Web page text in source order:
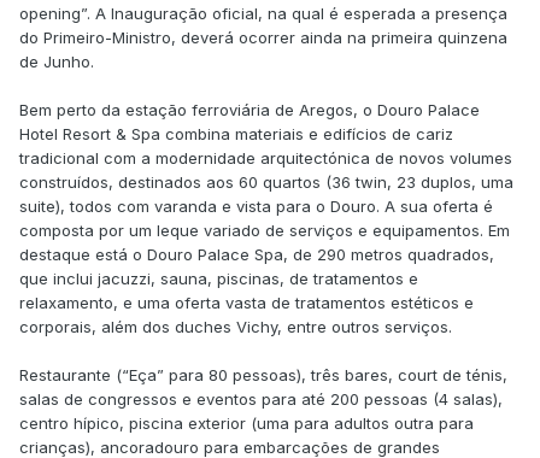
opening”. A Inauguração oficial, na qual é esperada a presença
do Primeiro-Ministro, deverá ocorrer ainda na primeira quinzena
de Junho.
Bem perto da estação ferroviária de Aregos, o Douro Palace
Hotel Resort & Spa combina materiais e edifícios de cariz
tradicional com a modernidade arquitectónica de novos volumes
construídos, destinados aos 60 quartos (36 twin, 23 duplos, uma
suite), todos com varanda e vista para o Douro. A sua oferta é
composta por um leque variado de serviços e equipamentos. Em
destaque está o Douro Palace Spa, de 290 metros quadrados,
que inclui jacuzzi, sauna, piscinas, de tratamentos e
relaxamento, e uma oferta vasta de tratamentos estéticos e
corporais, além dos duches Vichy, entre outros serviços.
Restaurante (“Eça” para 80 pessoas), três bares, court de ténis,
salas de congressos e eventos para até 200 pessoas (4 salas),
centro hípico, piscina exterior (uma para adultos outra para
crianças), ancoradouro para embarcações de grandes